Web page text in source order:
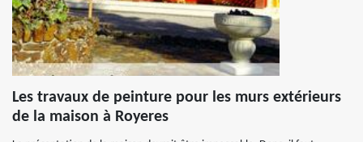
Les travaux de peinture pour les murs extérieurs
de la maison à Royeres